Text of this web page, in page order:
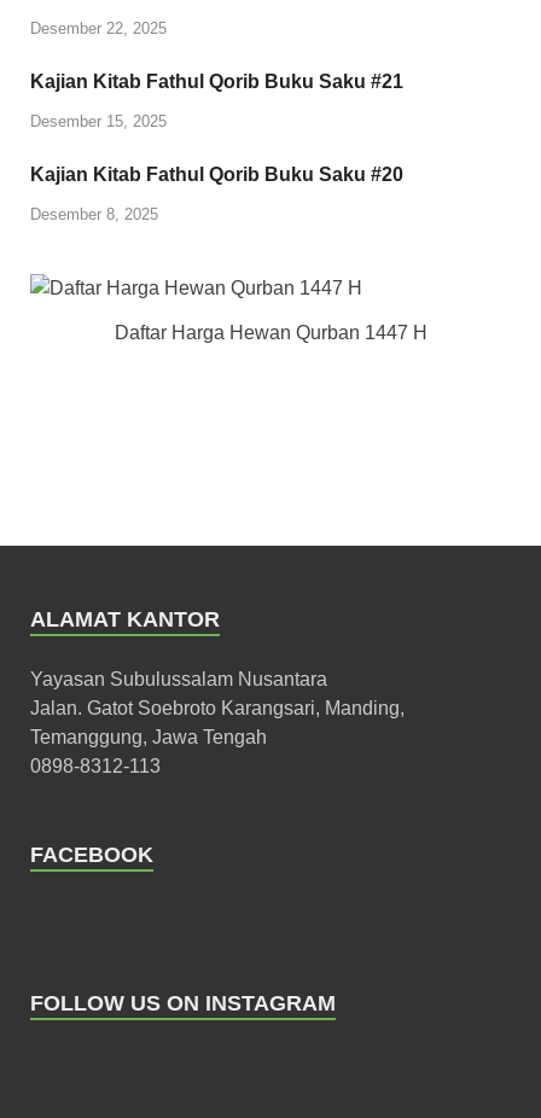
Desember 22, 2025
Kajian Kitab Fathul Qorib Buku Saku #21
Desember 15, 2025
Kajian Kitab Fathul Qorib Buku Saku #20
Desember 8, 2025
Daftar Harga Hewan Qurban 1447 H
ALAMAT KANTOR
Yayasan Subulussalam Nusantara
Jalan. Gatot Soebroto Karangsari, Manding,
Temanggung, Jawa Tengah
0898-8312-113
FACEBOOK
FOLLOW US ON INSTAGRAM